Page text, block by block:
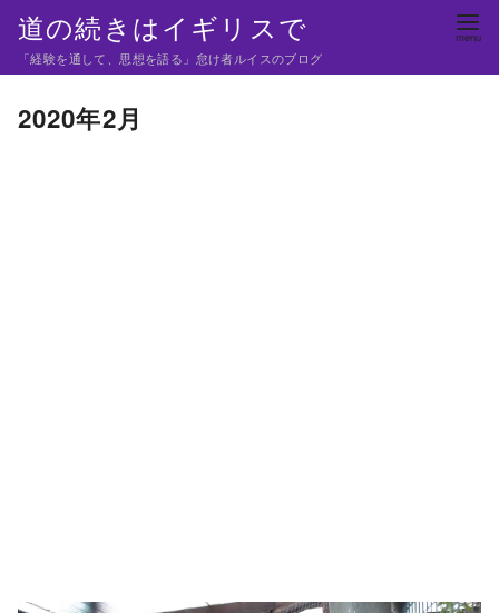
テ
道の続きはイギリスで
「経験を通して、思想を語る」怠け者ルイスのブログ
2020年2月